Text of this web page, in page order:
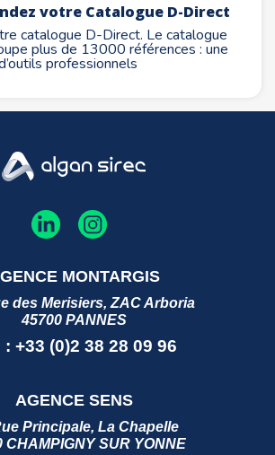
votre Catalogue D-Direct
catalogue D-Direct. Le catalogue
plus de 13000 références : une
professionnels
MONTARGIS
des Merisiers, ZAC Arboria
45700 PANNES
: +33 (0)2 38 28 09 96
AGENCE SENS
Principale, La Chapelle
CHAMPIGNY SUR YONNE